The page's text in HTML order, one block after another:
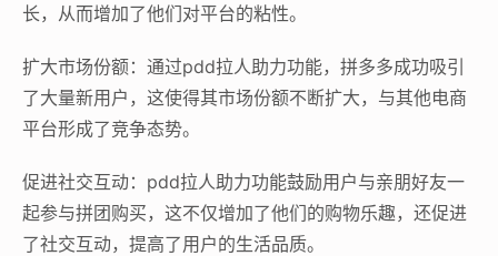
长，从而增加了他们对平台的粘性。
扩大市场份额：通过pdd拉人助力功能，拼多多成功吸引
了大量新用户，这使得其市场份额不断扩大，与其他电商
平台形成了竞争态势。
促进社交互动：pdd拉人助力功能鼓励用户与亲朋好友一
起参与拼团购买，这不仅增加了他们的购物乐趣，还促进
了社交互动，提高了用户的生活品质。